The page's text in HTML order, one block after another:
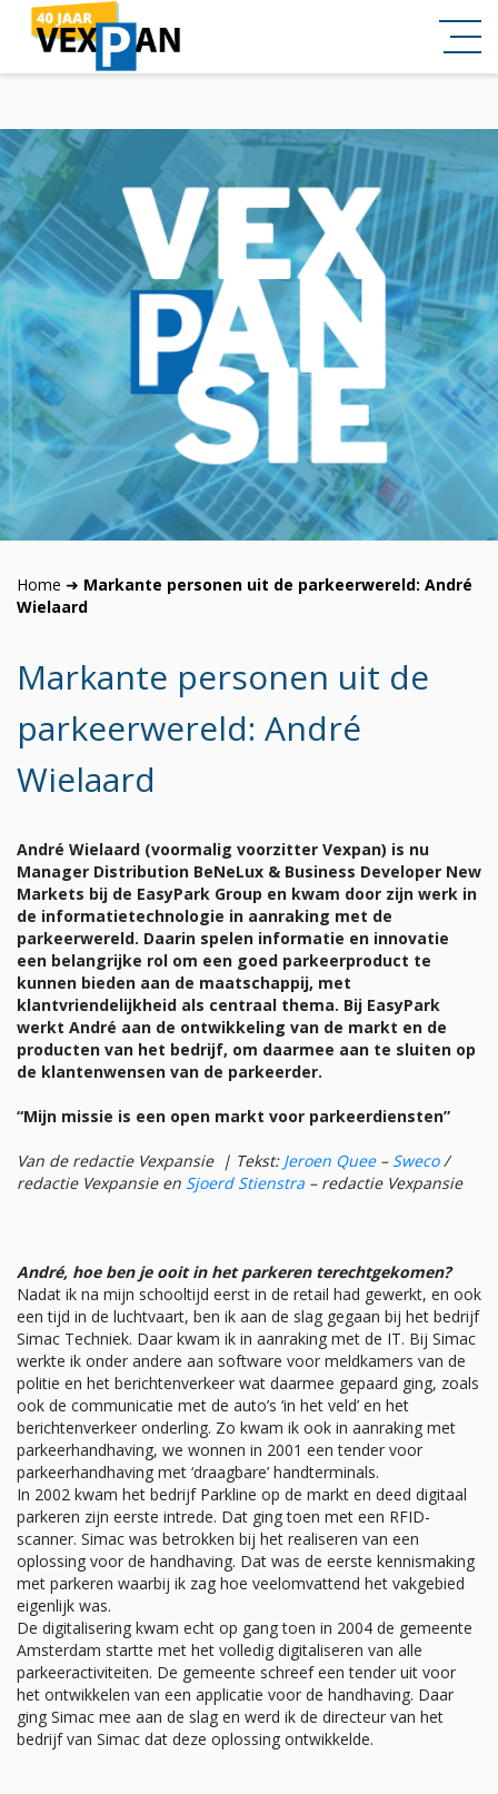
Home ➜ Markante personen uit de parkeerwereld: André
Wielaard
Markante personen uit de
parkeerwereld: André
Wielaard
André Wielaard (voormalig voorzitter Vexpan) is nu
Manager Distribution BeNeLux & Business Developer New
Markets bij de EasyPark Group en kwam door zijn werk in
de informatietechnologie in aanraking met de
parkeerwereld. Daarin spelen informatie en innovatie
een belangrijke rol om een goed parkeerproduct te
kunnen bieden aan de maatschappij, met
klantvriendelijkheid als centraal thema. Bij EasyPark
werkt André aan de ontwikkeling van de markt en de
producten van het bedrijf, om daarmee aan te sluiten op
de klantenwensen van de parkeerder.
“Mijn missie is een open markt voor parkeerdiensten”
Van de redactie Vexpansie | Tekst: Jeroen Quee– Sweco/
redactie Vexpansie en Sjoerd Stienstra – redactie Vexpansie
André, hoe ben je ooit in het parkeren terechtgekomen?
Nadat ik na mijn schooltijd eerst in de retail had gewerkt, en ook
een tijd in de luchtvaart, ben ik aan de slag gegaan bij het bedrijf
Simac Techniek. Daar kwam ik in aanraking met de IT. Bij Simac
werkte ik onder andere aan software voor meldkamers van de
politie en het berichtenverkeer wat daarmee gepaard ging, zoals
ook de communicatie met de auto’s ‘in het veld’ en het
berichtenverkeer onderling. Zo kwam ik ook in aanraking met
parkeerhandhaving, we wonnen in 2001 een tender voor
parkeerhandhaving met ‘draagbare’ handterminals.
In 2002 kwam het bedrijf Parkline op de markt en deed digitaal
parkeren zijn eerste intrede. Dat ging toen met een RFID-
scanner. Simac was betrokken bij het realiseren van een
oplossing voor de handhaving. Dat was de eerste kennismaking
met parkeren waarbij ik zag hoe veelomvattend het vakgebied
eigenlijk was.
De digitalisering kwam echt op gang toen in 2004 de gemeente
Amsterdam startte met het volledig digitaliseren van alle
parkeeractiviteiten. De gemeente schreef een tender uit voor
het ontwikkelen van een applicatie voor de handhaving. Daar
ging Simac mee aan de slag en werd ik de directeur van het
bedrijf van Simac dat deze oplossing ontwikkelde.